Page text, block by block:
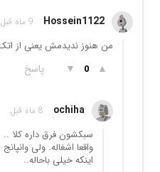
Hossein1122 9 ماه قبل
من هنوز ندیدمش یعنی از
▲
0
▼ پاسخ
ochiha 8 ماه قبل
سبکشون فرق داره کلا
واقعا اشغاله. ولی
اینکه خیلی باحاله..